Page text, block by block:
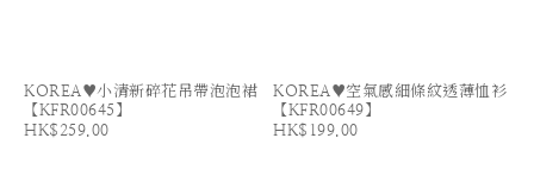
KOREA♥小清新碎花吊帶泡泡裙
【KFR00645】
HK$259.00
KOREA♥空氣感細條紋透薄恤衫
【KFR00649】
HK$199.00